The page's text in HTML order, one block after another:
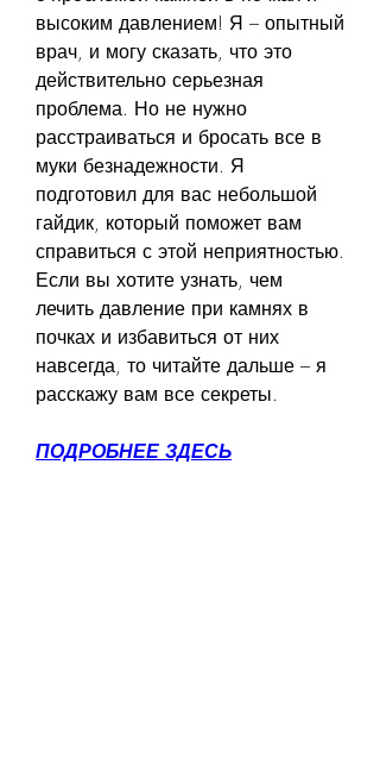
высоким давлением! Я – опытный
врач, и могу сказать, что это
действительно серьезная
проблема. Но не нужно
расстраиваться и бросать все в
муки безнадежности. Я
подготовил для вас небольшой
гайдик, который поможет вам
справиться с этой неприятностью.
Если вы хотите узнать, чем
лечить давление при камнях в
почках и избавиться от них
навсегда, то читайте дальше – я
расскажу вам все секреты.
ПОДРОБНЕЕ ЗДЕСЬ